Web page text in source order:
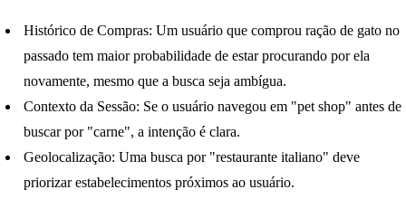
Histórico de Compras: Um usuário que comprou ração de gato no
passado tem maior probabilidade de estar procurando por ela
novamente, mesmo que a busca seja ambígua.
Contexto da Sessão: Se o usuário navegou em "pet shop" antes de
buscar por "carne", a intenção é clara.
Geolocalização: Uma busca por "restaurante italiano" deve
priorizar estabelecimentos próximos ao usuário.